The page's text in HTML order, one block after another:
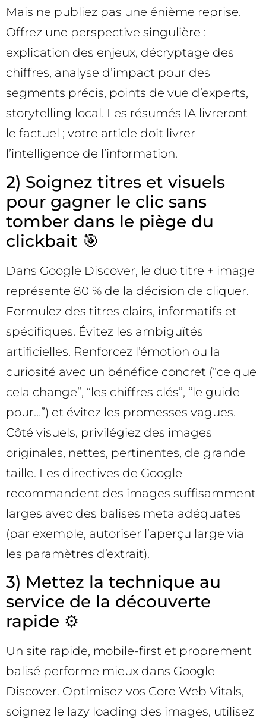
Mais ne publiez pas une énième reprise.
Offrez une perspective singulière :
explication des enjeux, décryptage des
chiffres, analyse d’impact pour des
segments précis, points de vue d’experts,
storytelling local. Les résumés IA livreront
le factuel ; votre article doit livrer
l’intelligence de l’information.
2) Soignez titres et visuels
pour gagner le clic sans
tomber dans le piège du
clickbait 🎯
Dans Google Discover, le duo titre + image
représente 80 % de la décision de cliquer.
Formulez des titres clairs, informatifs et
spécifiques. Évitez les ambiguïtés
artificielles. Renforcez l’émotion ou la
curiosité avec un bénéfice concret (“ce que
cela change”, “les chiffres clés”, “le guide
pour…”) et évitez les promesses vagues.
Côté visuels, privilégiez des images
originales, nettes, pertinentes, de grande
taille. Les directives de Google
recommandent des images suffisamment
larges avec des balises meta adéquates
(par exemple, autoriser l’aperçu large via
les paramètres d’extrait).
3) Mettez la technique au
service de la découverte
rapide ⚙️
Un site rapide, mobile-first et proprement
balisé performe mieux dans Google
Discover. Optimisez vos Core Web Vitals,
soignez le lazy loading des images, utilisez